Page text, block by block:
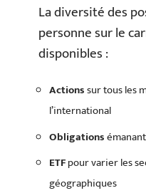
La diversité des
personne sur le
disponibles :
Actionssur tous les
l’international
Obligations
ETFpour varier les
géographiques